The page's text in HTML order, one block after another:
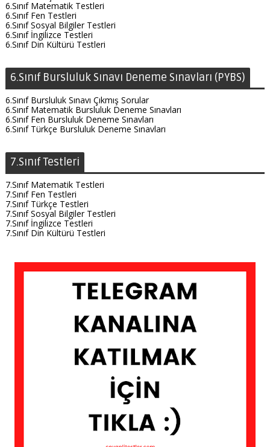
6.Sınıf Matematik Testleri
6.Sınıf Fen Testleri
6.Sınıf Sosyal Bilgiler Testleri
6.Sınıf İngilizce Testleri
6.Sınıf Din Kültürü Testleri
6.Sınıf Bursluluk Sınavı Deneme Sınavları (PYBS)
6.Sınıf Bursluluk Sınavı Çıkmış Sorular
6.Sınıf Matematik Bursluluk Deneme Sınavları
6.Sınıf Fen Bursluluk Deneme Sınavları
6.Sınıf Türkçe Bursluluk Deneme Sınavları
7.Sınıf Testleri
7.Sınıf Matematik Testleri
7.Sınıf Fen Testleri
7.Sınıf Türkçe Testleri
7.Sınıf Sosyal Bilgiler Testleri
7.Sınıf İngilizce Testleri
7.Sınıf Din Kültürü Testleri